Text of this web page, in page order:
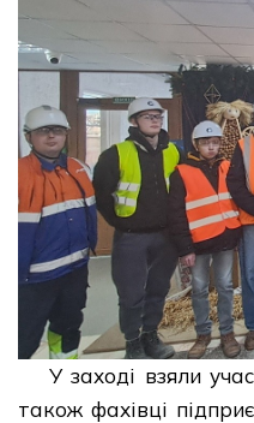
У заході взяли
також фахівці